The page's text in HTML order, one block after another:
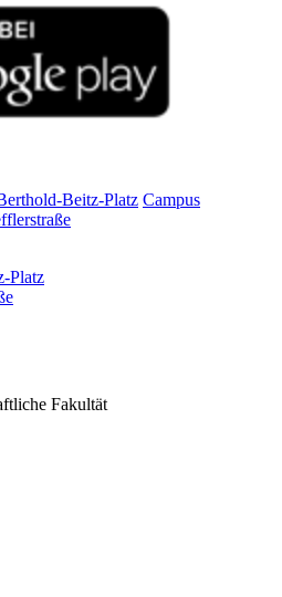
Beitz-Platz Campus
Platz
Fakultät